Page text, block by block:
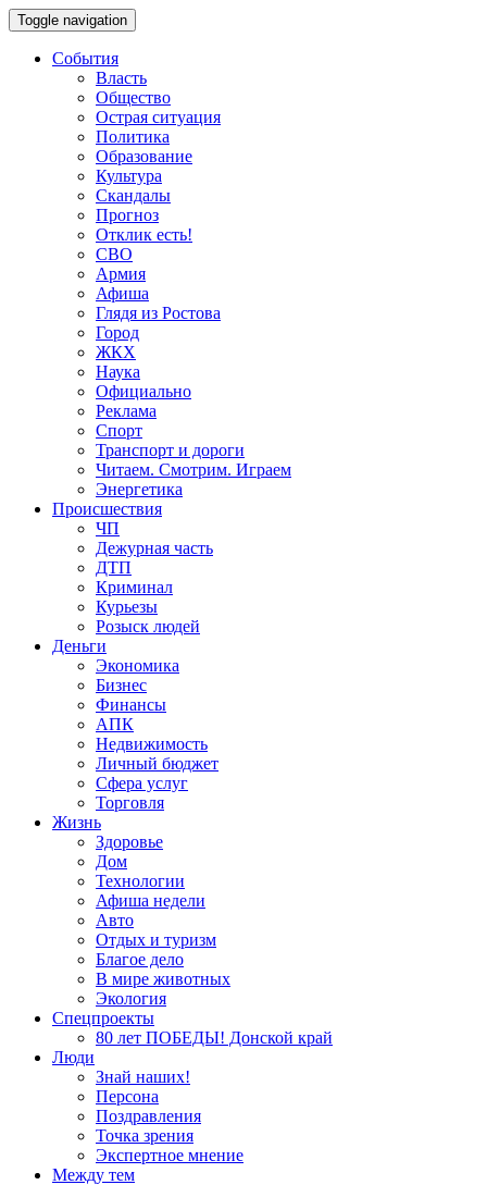
Toggle navigation
События
Власть
Общество
Острая ситуация
Политика
Образование
Культура
Скандалы
Прогноз
Отклик есть!
СВО
Армия
Афиша
Глядя из Ростова
Город
ЖКХ
Наука
Официально
Реклама
Спорт
Транспорт и дороги
Читаем. Смотрим. Играем
Энергетика
Происшествия
ЧП
Дежурная часть
ДТП
Криминал
Курьезы
Розыск людей
Деньги
Экономика
Бизнес
Финансы
АПК
Недвижимость
Личный бюджет
Сфера услуг
Торговля
Жизнь
Здоровье
Дом
Технологии
Афиша недели
Авто
Отдых и туризм
Благое дело
В мире животных
Экология
Спецпроекты
80 лет ПОБЕДЫ! Донской край
Люди
Знай наших!
Персона
Поздравления
Точка зрения
Экспертное мнение
Между тем